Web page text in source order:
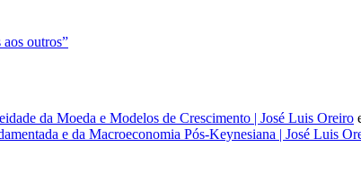
outros”
da Moeda e Modelos de Crescimento | José Luis Oreiro
e da Macroeconomia Pós-Keynesiana | José Luis